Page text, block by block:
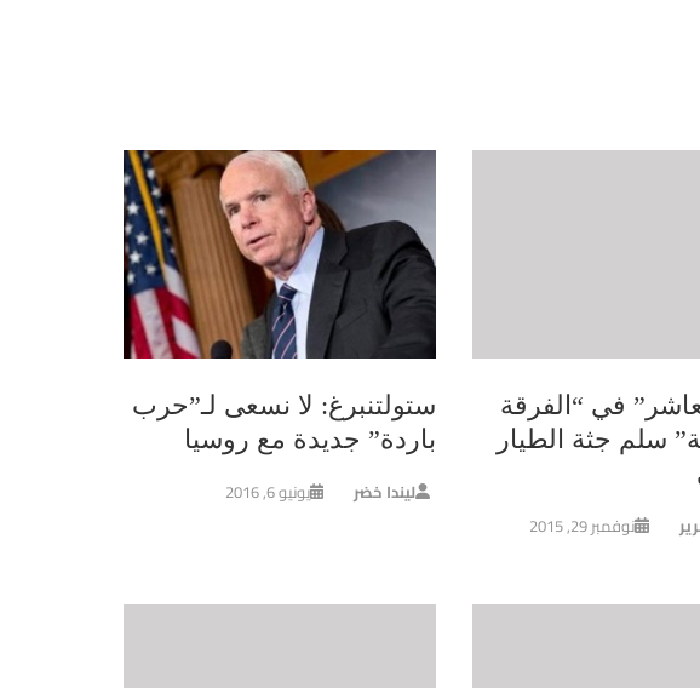
في “الفرقة
سلم جثة الطيار
نوفمبر 29, 2015
ستولتنبرغ: لا نسعى لـ”حرب
باردة” جديدة مع روسيا
ليندا خضر يونيو 6, 2016